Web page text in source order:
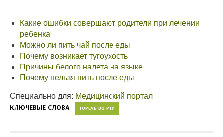
Какие ошибки совершают родители при лечении
ребенка
Можно ли пить чай после еды
Почему возникает тугоухость
Причины белого налета на языке
Почему нельзя пить после еды
Специально для: Медицинский портал
КЛЮЧЕВЫЕ СЛОВА ГОРЕЧЬ ВО РТУ